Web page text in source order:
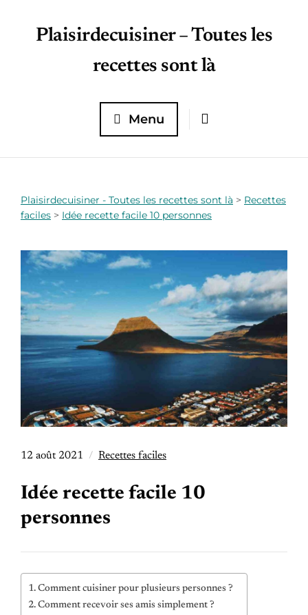
Plaisirdecuisiner – Toutes les
recettes sont là
Menu
Plaisirdecuisiner - Toutes les recettes sont là > Recettes
faciles > Idée recette facile 10 personnes
12 août 2021 Recettes faciles
Idée recette facile 10
personnes
Comment cuisiner pour plusieurs personnes ?
Comment recevoir ses amis simplement ?